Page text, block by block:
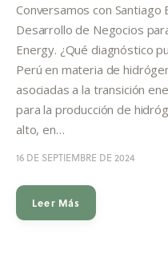
Conversamos con
Desarrollo de Negocios
Energy. ¿Qué diagnóstico
Perú en materia de
asociadas a la transición
para la producción de
alto, en…
16 DE SEPTIEMBRE DE 2024
Leer Más